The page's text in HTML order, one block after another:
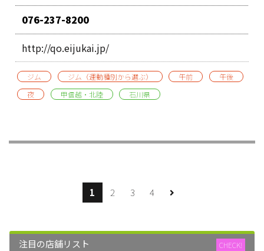
076-237-8200
http://qo.eijukai.jp/
ジム ジム（運動種別から選ぶ） 午前
午後
夜
甲信越・北陸 石川県
1 2 3 4
注目の店舗リスト CHECK!